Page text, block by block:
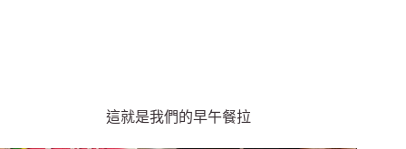
這就是我們的早午餐拉